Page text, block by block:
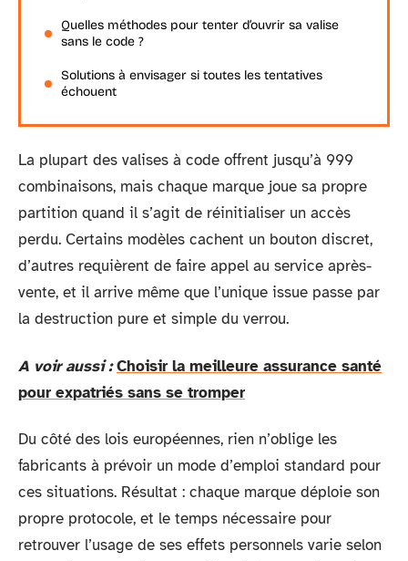
Quelles méthodes pour tenter d’ouvrir sa valise
sans le code ?
Solutions à envisager si toutes les tentatives
échouent
La plupart des valises à code offrent jusqu’à 999
combinaisons, mais chaque marque joue sa propre
partition quand il s’agit de réinitialiser un accès
perdu. Certains modèles cachent un bouton discret,
d’autres requièrent de faire appel au service après-
vente, et il arrive même que l’unique issue passe par
la destruction pure et simple du verrou.
A voir aussi : Choisir la meilleure assurance santé
pour expatriés sans se tromper
Du côté des lois européennes, rien n’oblige les
fabricants à prévoir un mode d’emploi standard pour
ces situations. Résultat : chaque marque déploie son
propre protocole, et le temps nécessaire pour
retrouver l’usage de ses effets personnels varie selon